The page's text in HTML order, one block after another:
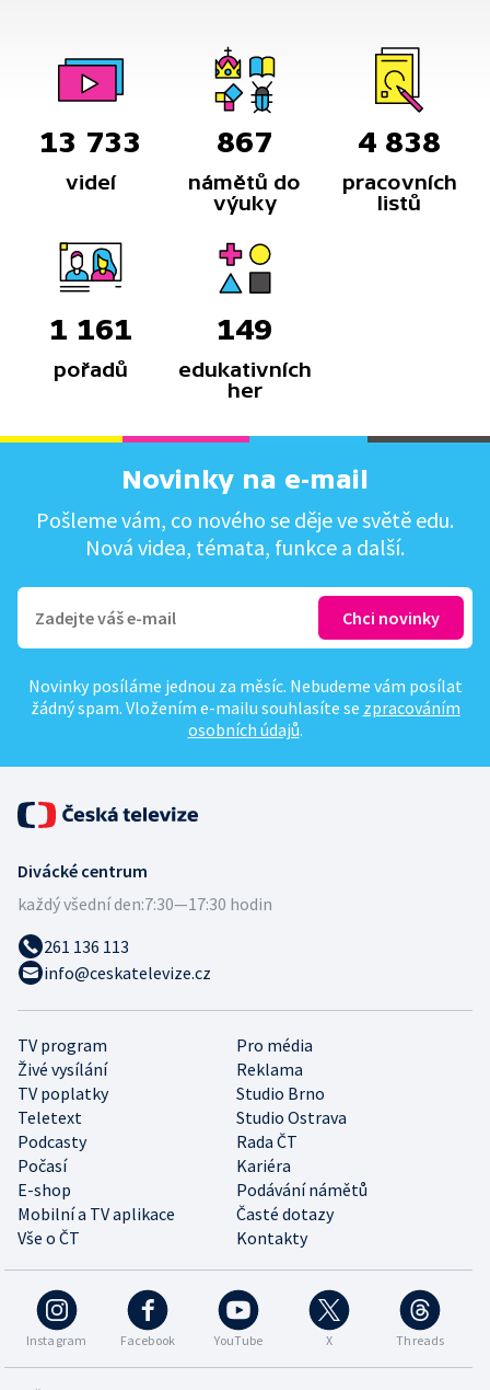
13 733
videí
867
námětů do
výuky
4 838
pracovních
listů
1 161
pořadů
149
edukativních
her
Novinky na e-mail
Pošleme vám, co nového se děje ve světě edu.
Nová videa, témata, funkce a další.
Novinky posíláme jednou za měsíc. Nebudeme vám posílat
žádný spam. Vložením e-mailu souhlasíte se zpracováním
osobních údajů.